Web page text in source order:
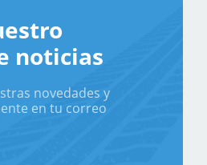
noticias
novedades y
en tu correo